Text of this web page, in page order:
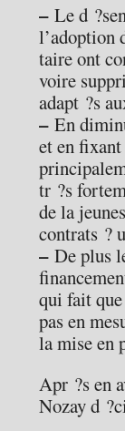
–Le d
l’adoption
taire ont
voire
adapt ?s
–En
et en
tr ?s
de la
contrats ?
–De plus
qui fait
pas en
la mise en
Apr ?s en
Nozay d